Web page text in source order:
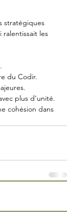
stratégiques
les
du Codir.
plus d’unité.
cohésion dans